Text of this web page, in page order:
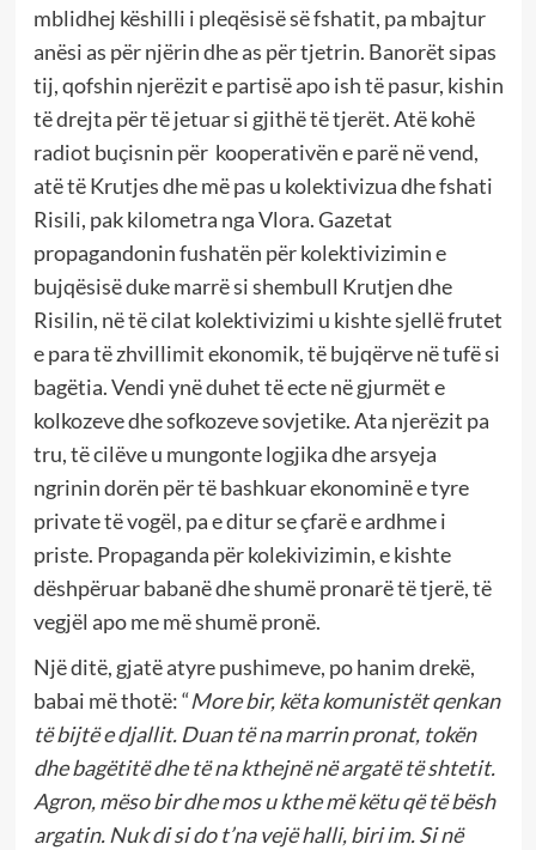
mblidhej këshilli i pleqësisë së fshatit, pa mbajtur
anësi as për njërin dhe as për tjetrin. Banorët sipas
tij, qofshin njerëzit e partisë apo ish të pasur, kishin
të drejta për të jetuar si gjithë të tjerët. Atë kohë
radiot buçisnin për kooperativën e parë në vend,
atë të Krutjes dhe më pas u kolektivizua dhe fshati
Risili, pak kilometra nga Vlora. Gazetat
propagandonin fushatën për kolektivizimin e
bujqësisë duke marrë si shembull Krutjen dhe
Risilin, në të cilat kolektivizimi u kishte sjellë frutet
e para të zhvillimit ekonomik, të bujqërve në tufë si
bagëtia. Vendi ynë duhet të ecte në gjurmët e
kolkozeve dhe sofkozeve sovjetike. Ata njerëzit pa
tru, të cilëve u mungonte logjika dhe arsyeja
ngrinin dorën për të bashkuar ekonominë e tyre
private të vogël, pa e ditur se çfarë e ardhme i
priste. Propaganda për kolekivizimin, e kishte
dëshpëruar babanë dhe shumë pronarë të tjerë, të
vegjël apo me më shumë pronë.
Një ditë, gjatë atyre pushimeve, po hanim drekë,
babai më thotë: “More bir, këta komunistët qenkan
të bijtë e djallit. Duan të na marrin pronat, tokën
dhe bagëtitë dhe të na kthejnë në argatë të shtetit.
Agron, mëso bir dhe mos u kthe më këtu që të bësh
argatin. Nuk di si do t’na vejë halli, biri im. Si në